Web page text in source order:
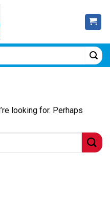
looking for. Perhaps